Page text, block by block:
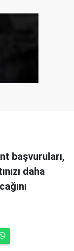
başvuruları,
daha